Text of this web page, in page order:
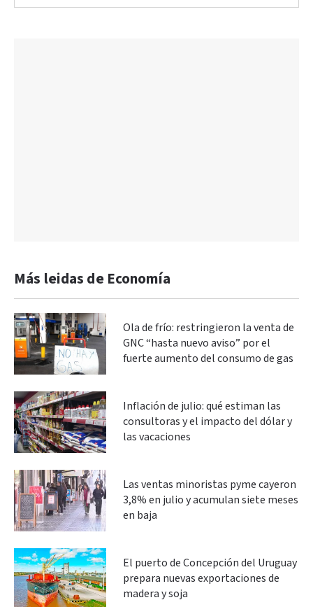
Más leidas de Economía
Ola de frío: restringieron la venta de
GNC “hasta nuevo aviso” por el
fuerte aumento del consumo de gas
Inflación de julio: qué estiman las
consultoras y el impacto del dólar y
las vacaciones
Las ventas minoristas pyme cayeron
3,8% en julio y acumulan siete meses
en baja
El puerto de Concepción del Uruguay
prepara nuevas exportaciones de
madera y soja